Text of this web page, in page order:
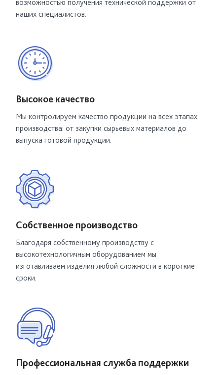
возможностью получения технической поддержки от
наших специалистов.
Высокое качество
Мы контролируем качество продукции на всех этапах
производства: от закупки сырьевых материалов до
выпуска готовой продукции.
Собственное производство
Благодаря собственному производству с
высокотехнологичным оборудованием мы
изготавливаем изделия любой сложности в короткие
сроки.
Профессиональная служба поддержки